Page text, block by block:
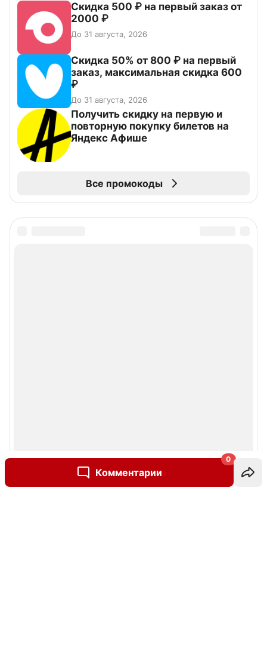
Комментарии
0
Скидка 500 ₽ на первый заказ от
2000 ₽
До 31 августа, 2026
Скидка 50% от 800 ₽ на первый
заказ, максимальная скидка 600
₽
До 31 августа, 2026
Получить скидку на первую и
повторную покупку билетов на
Яндекс Афише
Все промокоды